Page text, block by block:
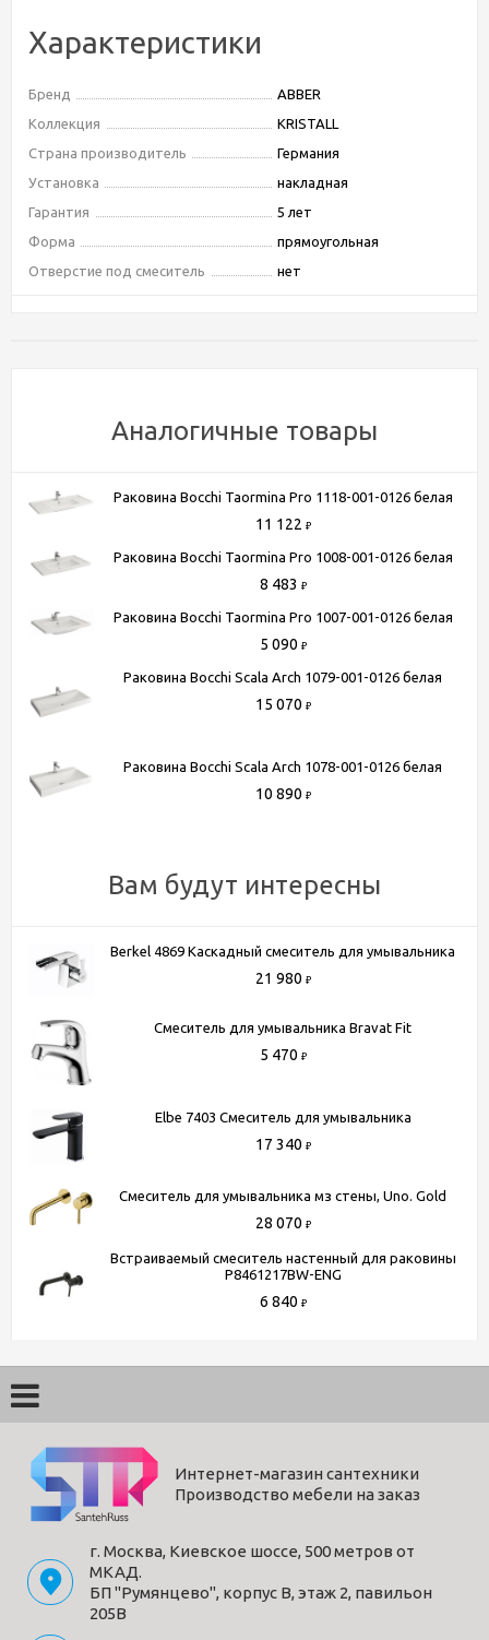
Характеристики
Бренд
ABBER
Коллекция
KRISTALL
Страна производитель
Германия
Установка
накладная
Гарантия
5 лет
Форма
прямоугольная
Отверстие под смеситель
нет
полиэфирная смола
Дизайн
современный
Способы получения товара:
- Самовывоз из шоу-рума по адресу Киевское шоссе, 500
метров от МКАД. БП "Румянцево", корпус В, этаж 2,
павильон 205В
заказа)
- Доставка до терминала любой транспортной компании
Более подробную информацию вы можете получить по
+7 (495) 150-07-16 или +7 (964) 645-17-27
Аналогичные товары
Раковина Bocchi Taormina Pro 1118-001-0126 белая
11 122 ₽
Раковина Bocchi Taormina Pro 1008-001-0126 белая
8 483 ₽
Раковина Bocchi Taormina Pro 1007-001-0126 белая
5 090 ₽
Раковина Bocchi Scala Arch 1079-001-0126 белая
15 070 ₽
Раковина Bocchi Scala Arch 1078-001-0126 белая
10 890 ₽
Вам будут интересны
Berkel 4869 Kаскадный смеситель для умывальника
21 980 ₽
Смеситель для умывальника Bravat Fit
5 470 ₽
Elbe 7403 Смеситель для умывальника
17 340 ₽
Смеситель для умывальника мз стены, Uno. Gold
28 070 ₽
Встраиваемый смеситель настенный для раковины
P8461217BW-ENG
6 840 ₽
Интернет-магазин сантехники
Производство мебели на заказ
г. Москва, Киевское шоссе, 500 метров от
МКАД.
БП "Румянцево", корпус В, этаж 2, павильон
205В